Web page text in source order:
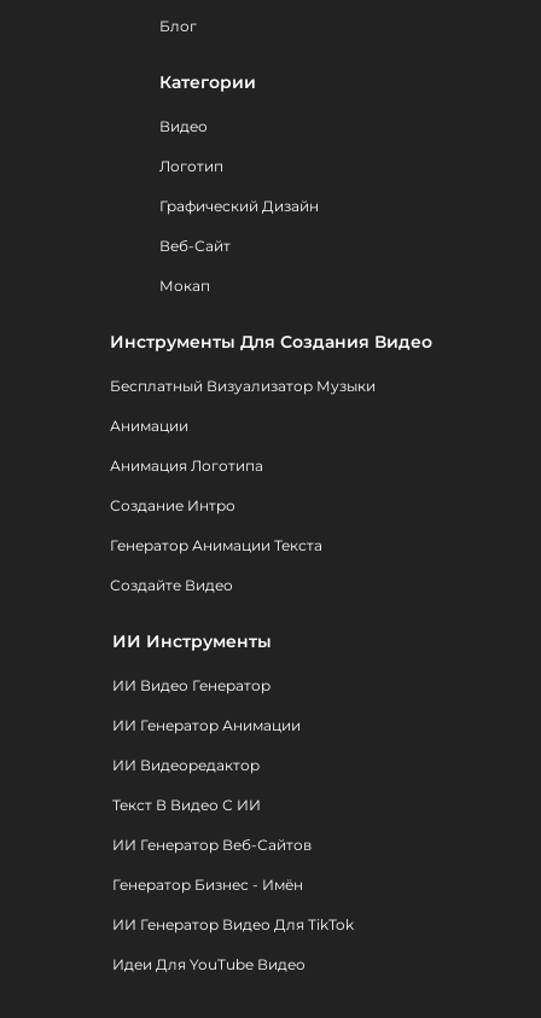
Блог
Категории
Видео
Логотип
Графический Дизайн
Веб-Сайт
Мокап
Инструменты Для Создания Видео
Бесплатный Визуализатор Музыки
Анимации
Анимация Логотипа
Создание Интро
Генератор Анимации Текста
Создайте Видео
ИИ Инструменты
ИИ Видео Генератор
ИИ Генератор Анимации
ИИ Видеоредактор
Текст В Видео С ИИ
ИИ Генератор Веб-Сайтов
Генератор Бизнес - Имён
ИИ Генератор Видео Для TikTok
Идеи Для YouTube Видео